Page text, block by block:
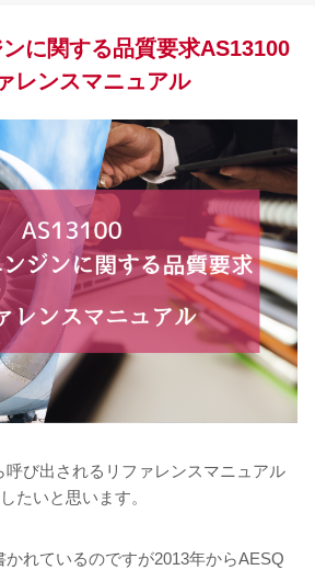
に関する品質要求AS13100
レンスマニュアル
呼び出されるリファレンスマニュアル
たいと思います。
かれているのですが2013年からAESQ